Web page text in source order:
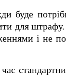
буде
для
і не